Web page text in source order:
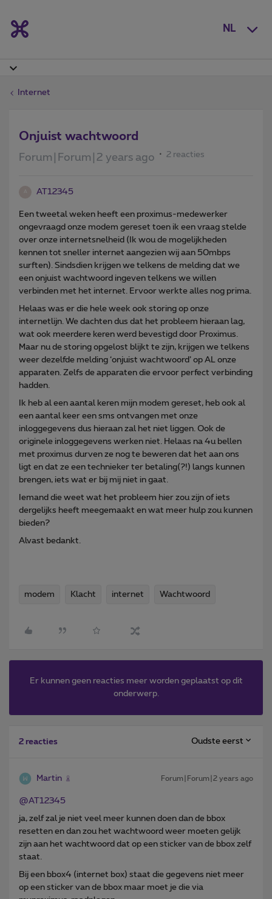
NL
Internet
Onjuist wachtwoord
Forum|Forum|2 years ago 2 reacties
AT12345
Een tweetal weken heeft een proximus-medewerker
ongevraagd onze modem gereset toen ik een vraag stelde
over onze internetsnelheid (Ik wou de mogelijkheden
kennen tot sneller internet aangezien wij aan 50mbps
surften). Sindsdien krijgen we telkens de melding dat we
een onjuist wachtwoord ingeven telkens we willen
verbinden met het internet. Ervoor werkte alles nog prima.
Helaas was er die hele week ook storing op onze
internetlijn. We dachten dus dat het probleem hieraan lag,
wat ook meerdere keren werd bevestigd door Proximus.
Maar nu de storing opgelost blijkt te zijn, krijgen we telkens
weer dezelfde melding ‘onjuist wachtwoord’ op AL onze
apparaten. Zelfs de apparaten die ervoor perfect verbinding
hadden.
Ik heb al een aantal keren mijn modem gereset, heb ook al
een aantal keer een sms ontvangen met onze
inloggegevens dus hieraan zal het niet liggen. Ook de
originele inloggegevens werken niet. Helaas na 4u bellen
met proximus durven ze nog te beweren dat het aan ons
ligt en dat ze een technieker ter betaling(?!) langs kunnen
brengen, iets wat er bij mij niet in gaat.
Iemand die weet wat het probleem hier zou zijn of iets
dergelijks heeft meegemaakt en wat meer hulp zou kunnen
bieden?
Alvast bedankt.
modem Klacht internet Wachtwoord
Er kunnen geen reacties meer worden geplaatst op dit
onderwerp.
2 reacties Oudste eerst
Martin Forum|Forum|2 years ago
@AT12345
ja, zelf zal je niet veel meer kunnen doen dan de bbox
resetten en dan zou het wachtwoord weer moeten gelijk
zijn aan het wachtwoord dat op een sticker van de bbox zelf
staat.
Bij een bbox4 (internet box) staat die gegevens niet meer
op een sticker van de bbox maar moet je die via